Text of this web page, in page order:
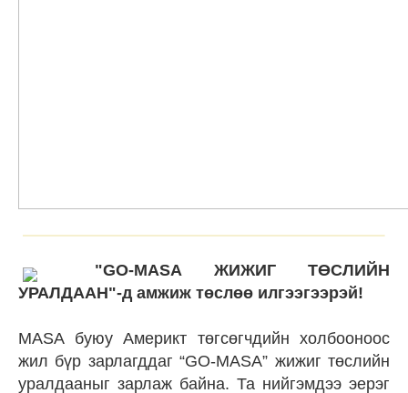
"GO-MASA ЖИЖИГ ТӨСЛИЙН
УРАЛДААН"-д амжиж төслөө илгээгээрэй!
MASA буюу Америкт төгсөгчдийн холбооноос
жил бүр зарлагддаг “GO-MASA” жижиг төслийн
уралдааныг зарлаж байна. Та нийгэмдээ эерэг